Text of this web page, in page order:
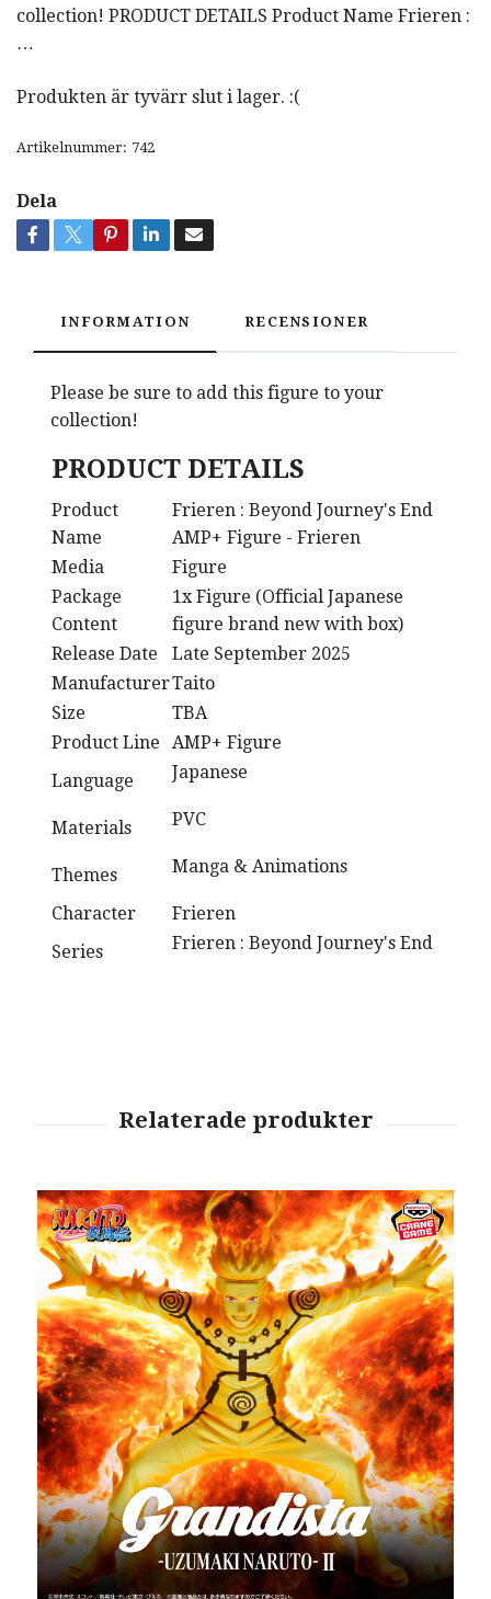
collection! PRODUCT DETAILS Product Name Frieren :
…
Produkten är tyvärr slut i lager. :(
Artikelnummer: 742
Dela
INFORMATION RECENSIONER
Please be sure to add this figure to your
collection!
PRODUCT DETAILS
Product
Name
Frieren : Beyond Journey's End
AMP+ Figure - Frieren
Media
Figure
Package
Content
1x Figure (Official Japanese
figure brand new with box)
Release Date
Late September 2025
ManufacturerTaito
Size
TBA
Product Line
AMP+ Figure
Language
Japanese
Materials PVC
Themes Manga & Animations
Character
Frieren
Series
Frieren : Beyond Journey's End